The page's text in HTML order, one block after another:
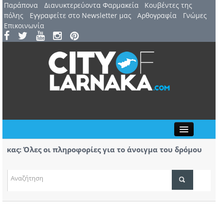
Παράπονα Διανυκτερεύοντα Φαρμακεία
Kουβέντες της
πόλης
Εγγραφείτε στο Newsletter μας Αρθογραφία
Γνώμες
Επικοινωνία
ΤΟΠΙΚΑ ΝΕΑ
Όλες οι πληροφορίες για το άνοιγμα του δρόμου Pianta
το Friendship Party της BPW